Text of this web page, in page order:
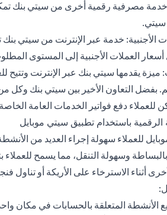
مصرفية رقمية أخرى من سيتي بنك
سيتي.
الأجنبية: خدمة عبر الإنترنت من سيتي
العملات الأجنبية إلى المستوى
ميزة يقدمها سيتي بنك عبر الإنترنت
بفضل التعاون الأخير بين سيتي بنك وكل
للعملاء دفع فواتير الخدمات العامة
باستخدام تطبيق سيتي موبايل
للعملاء سهولة إجراء العديد من
وسهولة التنقل، مما يسمح للعملاء
أثناء الاسترخاء على الأريكة أو
المتعلقة بالحسابات في مكان